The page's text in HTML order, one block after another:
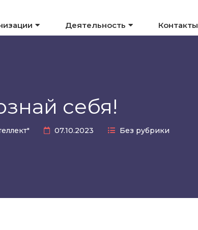
Деятельность Контакты
себя!
07.10.2023 Без рубрики